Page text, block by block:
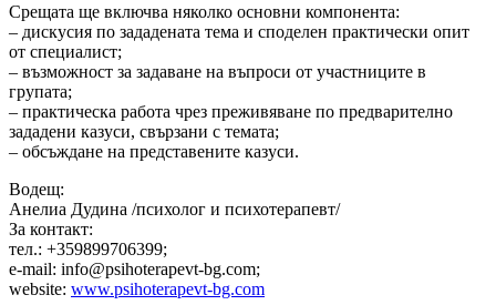
Срещата ще включва няколко основни компонента:
– дискусия по зададената тема и споделен практически опит
от специалист;
– възможност за задаване на въпроси от участниците в
групата;
– практическа работа чрез преживяване по предварително
зададени казуси, свързани с темата;
– обсъждане на представените казуси.
Водещ:
Анелиа Дудина /психолог и психотерапевт/
За контакт:
тел.: +359899706399;
e-mail: info@psihoterapevt-bg.com;
website: www.psihoterapevt-bg.com